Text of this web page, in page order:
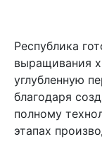
Республика
выращивания
углубленную
благодаря
полному
этапах